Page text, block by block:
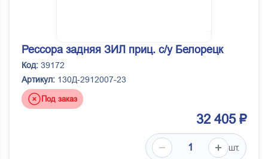
Рессора задняя ЗИЛ приц. с/у Белорецк
Код: 39172
Артикул: 130Д-2912007-23
Под заказ
32 405 ₽
шт.